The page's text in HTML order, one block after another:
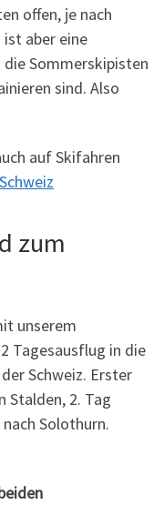
offen, je nach
aber eine
die Sommerskipisten
sind. Also
auf Skifahren
zum
unserem
Tagesausflug in die
Schweiz. Erster
Stalden, 2. Tag
Solothurn.